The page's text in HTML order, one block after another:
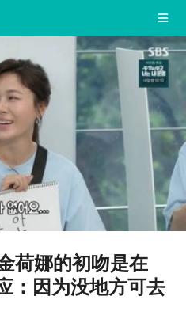
荷娜的初吻是在
：因为没地方可去